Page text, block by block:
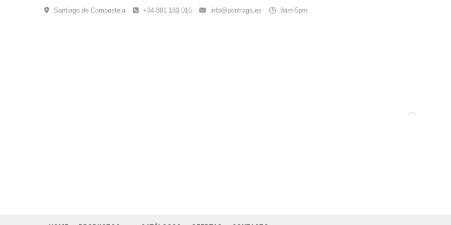
Santiago de Compostela +34 881 183 016 info@pontraga.es 9am-5pm